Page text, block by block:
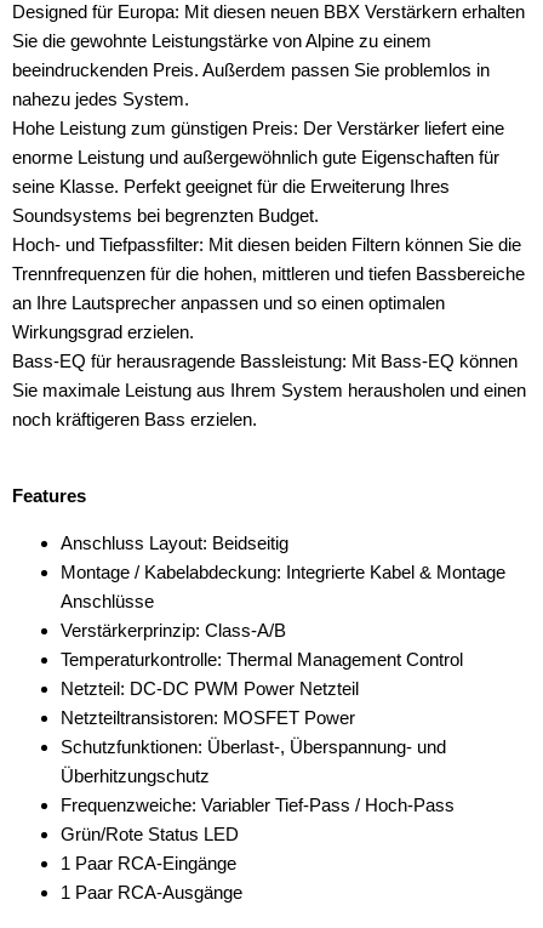
Designed für Europa: Mit diesen neuen BBX Verstärkern erhalten
Sie die gewohnte Leistungstärke von Alpine zu einem
beeindruckenden Preis. Außerdem passen Sie problemlos in
nahezu jedes System.
Hohe Leistung zum günstigen Preis: Der Verstärker liefert eine
enorme Leistung und außergewöhnlich gute Eigenschaften für
seine Klasse. Perfekt geeignet für die Erweiterung Ihres
Soundsystems bei begrenzten Budget.
Hoch- und Tiefpassfilter: Mit diesen beiden Filtern können Sie die
Trennfrequenzen für die hohen, mittleren und tiefen Bassbereiche
an Ihre Lautsprecher anpassen und so einen optimalen
Wirkungsgrad erzielen.
Bass-EQ für herausragende Bassleistung: Mit Bass-EQ können
Sie maximale Leistung aus Ihrem System herausholen und einen
noch kräftigeren Bass erzielen.
Features
Anschluss Layout: Beidseitig
Montage / Kabelabdeckung: Integrierte Kabel & Montage
Anschlüsse
Verstärkerprinzip: Class-A/B
Temperaturkontrolle: Thermal Management Control
Netzteil: DC-DC PWM Power Netzteil
Netzteiltransistoren: MOSFET Power
Schutzfunktionen: Überlast-, Überspannung- und
Überhitzungschutz
Frequenzweiche: Variabler Tief-Pass / Hoch-Pass
Grün/Rote Status LED
1 Paar RCA-Eingänge
1 Paar RCA-Ausgänge